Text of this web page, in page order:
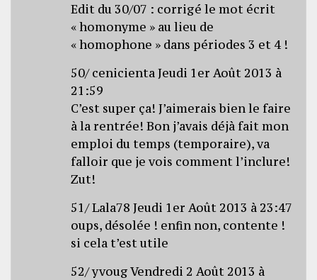
Edit du 30/07 : corrigé le mot écrit
« homonyme » au lieu de
« homophone » dans périodes 3 et 4 !
50/ cenicienta Jeudi 1er Août 2013 à
21:59
C’est super ça! J’aimerais bien le faire
à la rentrée! Bon j’avais déjà fait mon
emploi du temps (temporaire), va
falloir que je vois comment l’inclure!
Zut!
51/ Lala78 Jeudi 1er Août 2013 à 23:47
oups, désolée ! enfin non, contente !
si cela t’est utile
52/ yvoug Vendredi 2 Août 2013 à